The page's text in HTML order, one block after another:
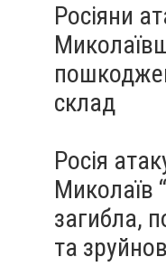
Росіяни
склад
Росія
Миколаїв
загибла,
та